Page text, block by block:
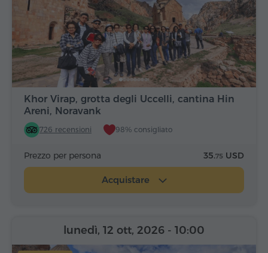
Khor Virap, grotta degli Uccelli, cantina Hin
Areni, Noravank
726 recensioni 98% consigliato
Prezzo per persona 35.75 USD
Acquistare
lunedì, 12 ott, 2026 - 10:00